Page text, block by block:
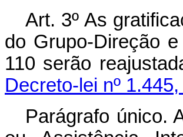
Art. 3º As
do Grupo-Direção
110 serão
Decreto-lei nº
Parágrafo único.